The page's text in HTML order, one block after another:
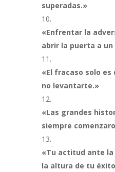
superadas.»
«Enfrentar la
abrir la puerta a
«El fracaso solo
no levantarte.»
«Las grandes
siempre
«Tu actitud ante
la altura de tu